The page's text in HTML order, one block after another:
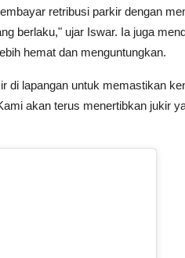
retribusi parkir dengan
berlaku," ujar Iswar. Ia juga
hemat dan menguntungkan.
di lapangan untuk memastikan
akan terus menertibkan jukir